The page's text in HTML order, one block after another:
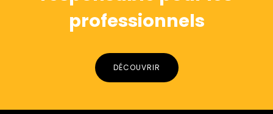
professionnels
DÉCOUVRIR